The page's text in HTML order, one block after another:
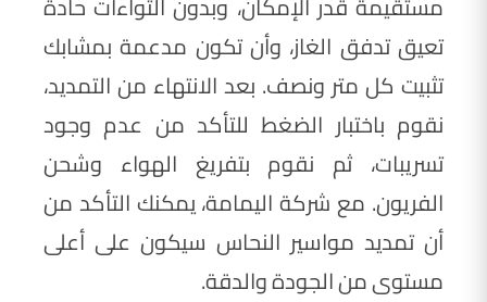
تعيق تدفق الغاز، وأن تكون مدعمة بمشابك
تثبيت كل متر ونصف. بعد الانتهاء من التمديد،
نقوم باختبار الضغط للتأكد من عدم وجود
تسريبات، ثم نقوم بتفريغ الهواء وشحن
الفريون. مع شركة اليمامة، يمكنك التأكد من
أن تمديد مواسير النحاس سيكون على أعلى
مستوى من الجودة والدقة.